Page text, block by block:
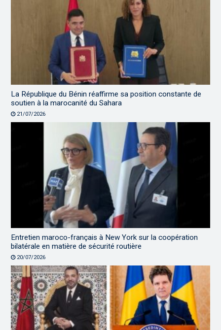
La République du Bénin réaffirme sa position constante de
soutien à la marocanité du Sahara
21/07/2026
Entretien maroco-français à New York sur la coopération
bilatérale en matière de sécurité routière
20/07/2026